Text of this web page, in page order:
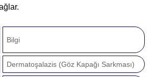
Bilgi
Dermatoşalazis (Göz Kapağı Sarkması)